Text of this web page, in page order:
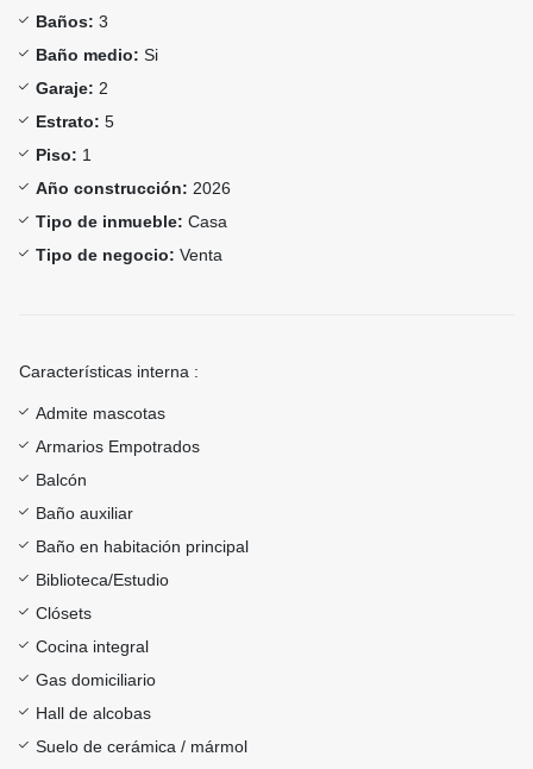
Baños: 3
Baño medio: Si
Garaje: 2
Estrato: 5
Piso: 1
Año construcción: 2026
Tipo de inmueble: Casa
Tipo de negocio: Venta
Características interna :
Admite mascotas
Armarios Empotrados
Balcón
Baño auxiliar
Baño en habitación principal
Biblioteca/Estudio
Clósets
Cocina integral
Gas domiciliario
Hall de alcobas
Suelo de cerámica / mármol